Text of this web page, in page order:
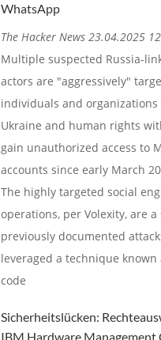
WhatsApp
The Hacker News 23.04.2025
Multiple suspected Russia-
actors are "aggressively"
individuals and
Ukraine and human rights
gain unauthorized access to
accounts since early March
The highly targeted social
operations, per Volexity, are
previously documented
leveraged a technique known
code
Sicherheitslücken:
IBM Hardware Management